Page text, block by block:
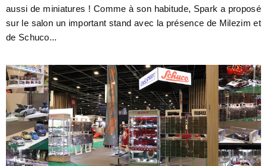
aussi de miniatures ! Comme à son habitude, Spark a proposé
sur le salon un important stand avec la présence de Milezim et
de Schuco...